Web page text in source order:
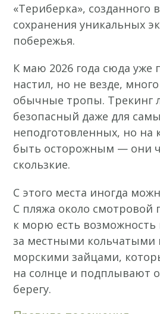
«Териберка», созданного
сохранения уникальных
побережья.
К маю 2026 года сюда уже
настил, но не везде,
обычные тропы. Трекинг
безопасный даже для
неподготовленных, но на
быть осторожным — они
скользкие.
С этого места иногда
С пляжа около смотровой
к морю есть возможность
за местными кольчатыми
морскими зайцами,
на солнце и подплывают
берегу.